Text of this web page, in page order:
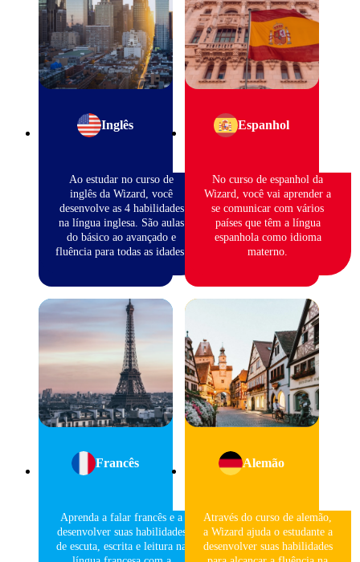
Inglês
Ao estudar no curso de
inglês da Wizard, você
desenvolve as 4 habilidades
na língua inglesa. São aulas
do básico ao avançado e
fluência para todas as idades.
Espanhol
No curso de espanhol da
Wizard, você vai aprender a
se comunicar com vários
países que têm a língua
espanhola como idioma
materno.
Francês
Aprenda a falar francês e a
desenvolver suas habilidades
de escuta, escrita e leitura na
Alemão
Através do curso de alemão,
a Wizard ajuda o estudante a
desenvolver suas habilidades